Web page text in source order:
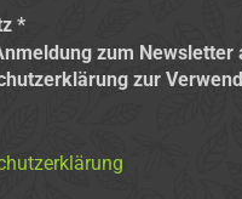
*
zum Newsletter
zur